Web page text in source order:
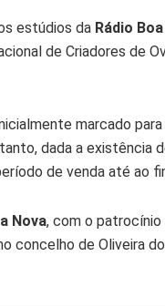
estúdios da Rádio
de Criadores de
marcado
dada a existência
de venda até ao
Nova, com o patrocínio
concelho de Oliveira